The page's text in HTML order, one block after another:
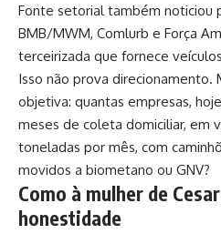
Fonte setorial também noticiou
BMB/MWM, Comlurb e Força
terceirizada que fornece
Isso não prova direcionamento.
objetiva: quantas empresas,
meses de coleta domiciliar, em
toneladas por mês, com
movidos a biometano ou GNV?
Como à mulher de
honestidade